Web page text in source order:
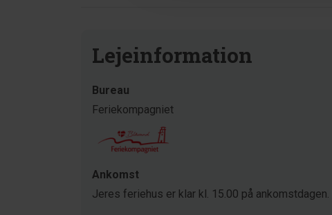
Lejeinformation
Bureau
Feriekompagniet
Ankomst
Jeres feriehus er klar kl. 15.00 på ankomstdagen.